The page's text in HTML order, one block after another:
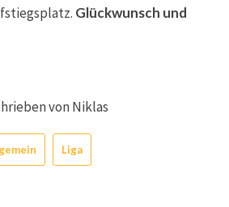
Glückwunsch und
von Niklas
Liga